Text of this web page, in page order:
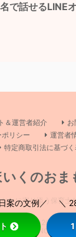
名で話せるLINE
＆運営者紹介
リシー
運営者
特定商取引法に基づ
いくのおま
たに寄り添う保育士
まもり , 2026 All
AFFINGER5
案の文例／ ＼